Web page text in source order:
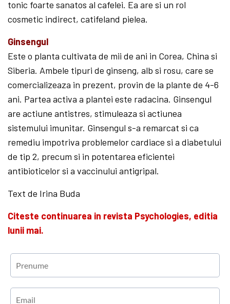
tonic foarte sanatos al cafelei. Ea are si un rol
cosmetic indirect, catifeland pielea.
Ginsengul
Este o planta cultivata de mii de ani in Corea, China si
Siberia. Ambele tipuri de ginseng, alb si rosu, care se
comercializeaza in prezent, provin de la plante de 4-6
ani. Partea activa a plantei este radacina. Ginsengul
are actiune antistres, stimu­leaza si actiunea
sistemului imunitar. Ginsengul s-a remarcat si ca
remediu impotriva problemelor cardiace si a diabetului
de tip 2, precum si in potentarea eficientei
antibioticelor si a vaccinului antigripal.
Text de Irina Buda
Citeste continuarea in revista Psychologies, editia
lunii mai.